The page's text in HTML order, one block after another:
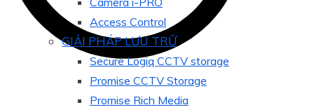
Access Control
GIẢI PHÁP LƯU TRỮ
Secure Logiq CCTV storage
Promise CCTV Storage
Promise Rich Media